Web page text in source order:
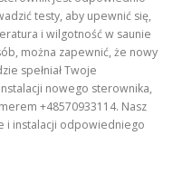
testy, aby upewnić się,
i wilgotność w saunie
można zapewnić, że nowy
spełniał Twoje
nowego sterownika,
+48570933114. Nasz
i instalacji odpowiedniego